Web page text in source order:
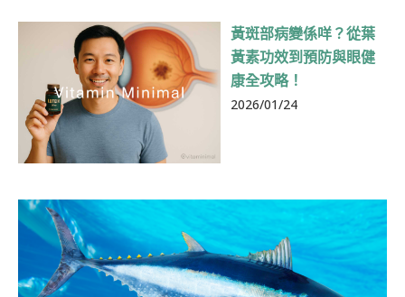
黃斑部病變係咩？從葉
黃素功效到預防與眼健
康全攻略！
2026/01/24
面 面
面
面